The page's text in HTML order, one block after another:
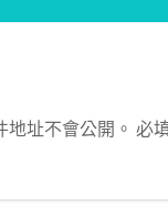
址不會公開。 必